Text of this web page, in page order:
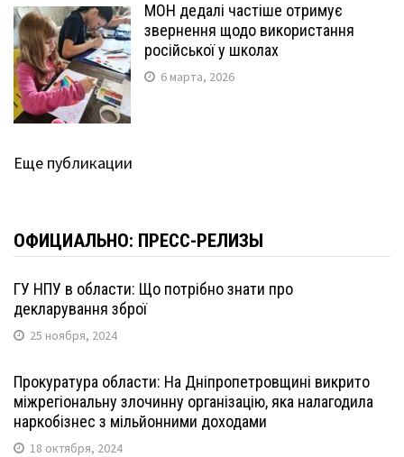
МОН дедалі частіше отримує
звернення щодо використання
російської у школах
6 марта, 2026
Еще публикации
ОФИЦИАЛЬНО: ПРЕСС-РЕЛИЗЫ
ГУ НПУ в области: Що потрібно знати про
декларування зброї
25 ноября, 2024
Прокуратура области: На Дніпропетровщині викрито
міжрегіональну злочинну організацію, яка налагодила
наркобізнес з мільйонними доходами
18 октября, 2024